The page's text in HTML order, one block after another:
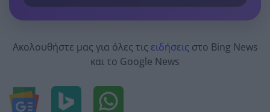
Ακολουθήστε μας για όλες τις ειδήσεις στο Bing News
και το Google News